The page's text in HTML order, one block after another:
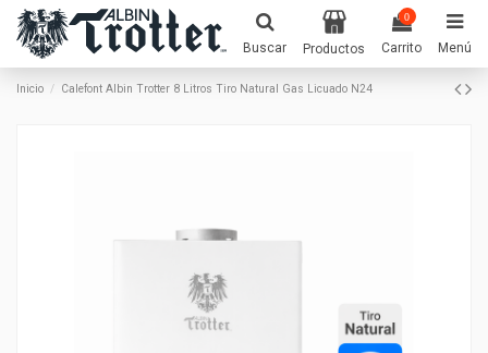
Buscar Productos
0
Carrito Menú
Inicio Calefont Albin Trotter 8 Litros Tiro Natural Gas Licuado N24